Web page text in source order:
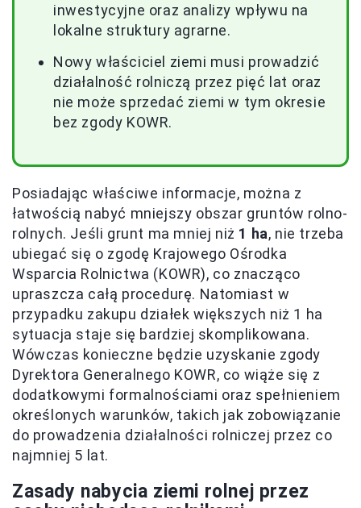
inwestycyjne oraz analizy wpływu na
lokalne struktury agrarne.
Nowy właściciel ziemi musi prowadzić
działalność rolniczą przez pięć lat oraz
nie może sprzedać ziemi w tym okresie
bez zgody KOWR.
Posiadając właściwe informacje, można z
łatwością nabyć mniejszy obszar gruntów rolno-
rolnych. Jeśli grunt ma mniej niż 1 ha, nie trzeba
ubiegać się o zgodę Krajowego Ośrodka
Wsparcia Rolnictwa (KOWR), co znacząco
upraszcza całą procedurę. Natomiast w
przypadku zakupu działek większych niż 1 ha
sytuacja staje się bardziej skomplikowana.
Wówczas konieczne będzie uzyskanie zgody
Dyrektora Generalnego KOWR, co wiąże się z
dodatkowymi formalnościami oraz spełnieniem
określonych warunków, takich jak zobowiązanie
do prowadzenia działalności rolniczej przez co
najmniej 5 lat.
Zasady nabycia ziemi rolnej przez